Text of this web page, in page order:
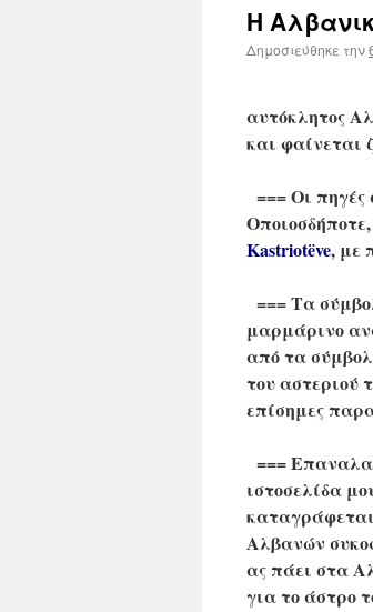
Η
Δημοσιεύθηκε την
αυτόκλητος
και φαίνεται
=== Οι πηγές
Kastriotëve, με
=== Τα
μαρμάρινο
από τα
του αστεριού
επίσημες
===
ιστοσελίδα
Αλβανών
ας πάει στα
για το άστρο